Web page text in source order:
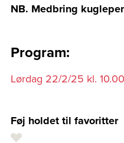
NB. Medbring
Program:
Lørdag 22/2/25 kl.
Føj holdet til favoritter